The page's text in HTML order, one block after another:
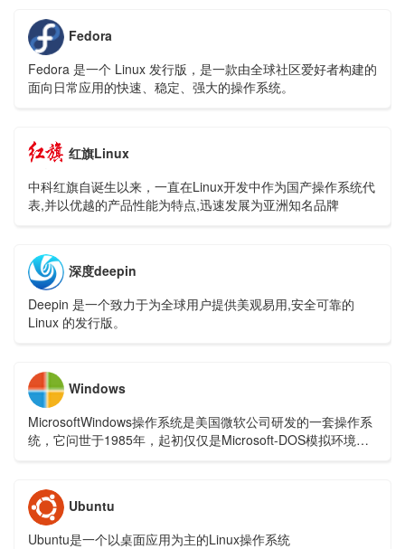
Fedora
Fedora 是一个 Linux 发行版，是一款由全球社区爱好者构建的
面向日常应用的快速、稳定、强大的操作系统。
红旗Linux
中科红旗自诞生以来，一直在Linux开发中作为国产操作系统代
表,并以优越的产品性能为特点,迅速发展为亚洲知名品牌
深度deepin
Deepin 是一个致力于为全球用户提供美观易用,安全可靠的
Linux 的发行版。
Windows
MicrosoftWindows操作系统是美国微软公司研发的一套操作系
统，它问世于1985年，起初仅仅是Microsoft-DOS模拟环境，
Ubuntu
Ubuntu是一个以桌面应用为主的Linux操作系统